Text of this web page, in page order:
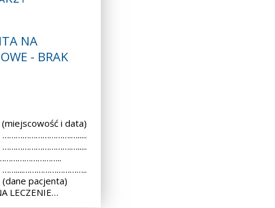
NA
- BRAK
i data)
pacjenta)
LECZENIE…